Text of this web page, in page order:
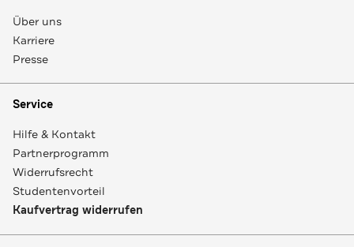
Über uns
Karriere
Presse
Service
Hilfe & Kontakt
Partnerprogramm
Widerrufsrecht
Studentenvorteil
Kaufvertrag widerrufen